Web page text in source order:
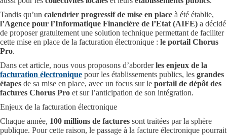
Tandis qu’un calendrier progressif de mise en place à été établie,
l’Agence pour l’Informatique Financière de l’Etat (AIFE) a décidé
de proposer gratuitement une solution technique permettant de faciliter
cette mise en place de la facturation électronique : le portail Chorus
Pro.
Dans cet article, nous vous proposons d’aborderles enjeux de la
facturation électronique pour les établissements publics, les grandes
étapes de sa mise en place, avec un focus sur le portail de dépôt des
factures Chorus Pro et sur l’anticipation de son intégration.
Enjeux de la facturation électronique
Chaque année, 100 millions de factures sont traitées par la sphère
publique. Pour cette raison, le passage à la facture électronique pourrait